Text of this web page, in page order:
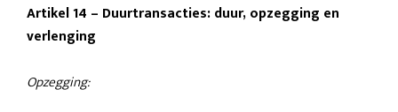
Artikel 14 – Duurtransacties: duur, opzegging en
verlenging
Opzegging: